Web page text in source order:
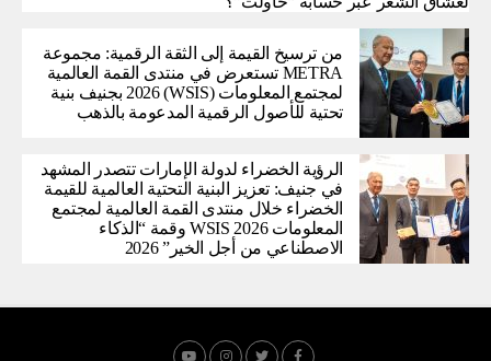
من ترسيخ القيمة إلى الثقة الرقمية: مجموعة
METRA تستعرض في منتدى القمة العالمية
لمجتمع المعلومات (WSIS) 2026 بجنيف بنية
تحتية للأصول الرقمية المدعومة بالذهب
الرؤية الخضراء لدولة الإمارات تتصدر المشهد
في جنيف: تعزيز البنية التحتية العالمية للقيمة
الخضراء خلال منتدى القمة العالمية لمجتمع
المعلومات WSIS 2026 وقمة “الذكاء
الاصطناعي من أجل الخير” 2026